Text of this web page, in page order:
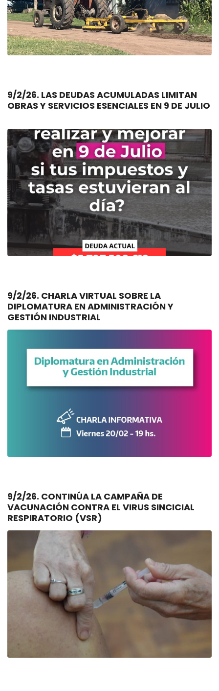
9/2/26. LAS DEUDAS ACUMULADAS LIMITAN
OBRAS Y SERVICIOS ESENCIALES EN 9 DE JULIO
9/2/26. CHARLA VIRTUAL SOBRE LA
DIPLOMATURA EN ADMINISTRACIÓN Y
GESTIÓN INDUSTRIAL
9/2/26. CONTINÚA LA CAMPAÑA DE
VACUNACIÓN CONTRA EL VIRUS SINCICIAL
RESPIRATORIO (VSR)